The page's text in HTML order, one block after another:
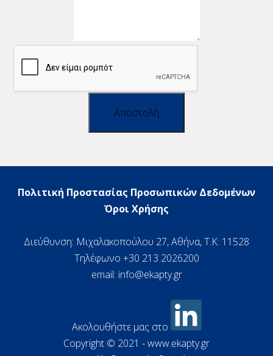
Αποστολή
Πολιτική Προστασίας Προσωπικών Δεδομένων
Όροι Χρήσης
Διεύθυνση: Μιχαλακοπούλου 27, Αθήνα, Τ.Κ: 11528
Τηλέφωνο +30 213 2026200
email: info@ekapty.gr
Ακολουθήστε μας στο
Copyright © 2021 - www.ekapty.gr